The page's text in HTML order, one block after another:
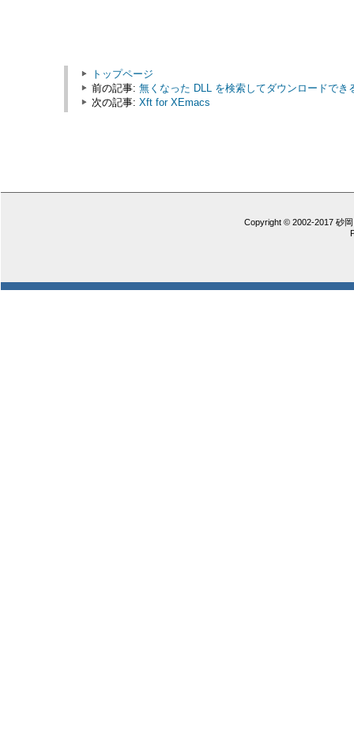
トップページ
前の記事: 無くなった DLL を検索してダウンロードでき
次の記事: Xft for XEmacs
Copyright © 2002-2017 砂